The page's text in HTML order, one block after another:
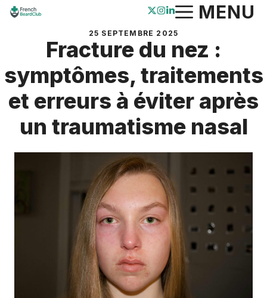
Aller
MENU
25 SEPTEMBRE 2025
Fracture du nez :
symptômes, traitements
et erreurs à éviter après
un traumatisme nasal